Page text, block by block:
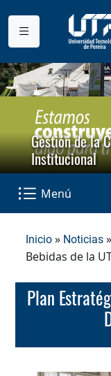
Gestión de la
Institucional
Menú
Inicio » Noticias
Bebidas de la
Plan Estratégico De Alimentos Y Bebidas